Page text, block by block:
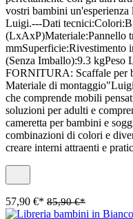
vostri bambini
Luigi.---Dati
(LxAxP)Materiale:Pannello
mmSuperficie:Rivestimento
(Senza Imballo):9.3
FORNITURA: Scaffale per
Materiale di
che comprende mobili
soluzioni per adulti e
cameretta per bambini e
combinazioni di colori e
creare interni attraenti e
57,90 €* 85,90 €*